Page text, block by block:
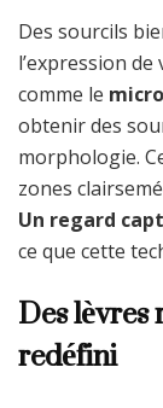
Des sourcils
l’expression
comme le
obtenir des
morphologie.
zones
Un regard
ce que cette
Des
redéfini